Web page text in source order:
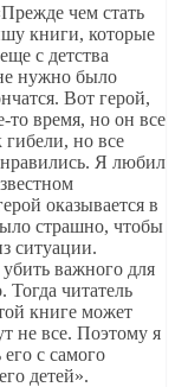
чем стать
книги, которые
с детства
нужно было
Вот герой,
то время, но он все
но все
Я любил
оказывается в
страшно, чтобы
ситуации.
важного для
читатель
книге может
не все. Поэтому я
с самого
детей».